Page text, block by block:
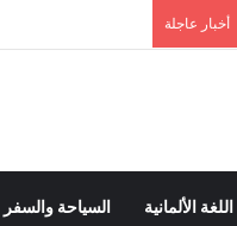
أخبار عاجلة
اللغة الألمانية السياحة والسفر